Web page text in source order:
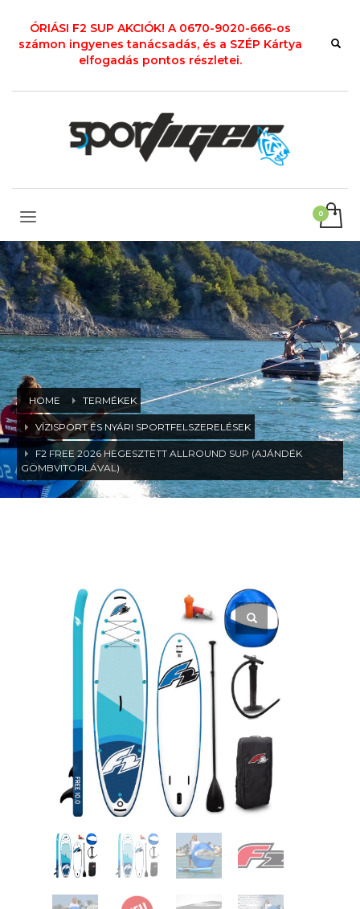
ÓRIÁSI F2 SUP AKCIÓK! A 0670-9020-666-os
számon ingyenes tanácsadás, és a SZÉP Kártya
elfogadás pontos részletei.
HOME TERMÉKEK
VÍZISPORT ÉS NYÁRI SPORTFELSZERELÉSEK
F2 FREE 2026 HEGESZTETT ALLROUND SUP (AJÁNDÉK
GÖMBVITORLÁVAL)